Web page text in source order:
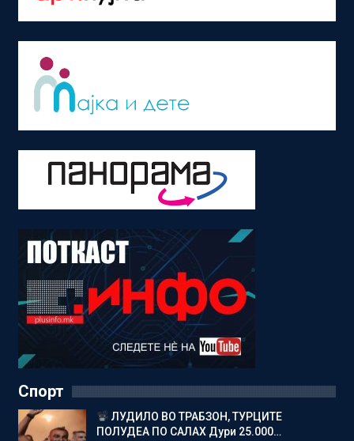
Спорт
ЛУДИЛО ВО ТРАБЗОН, ТУРЦИТЕ
ПОЛУДЕА ПО САЛАХ Дури 25.000…